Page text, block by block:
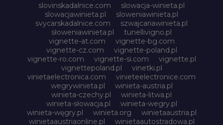
slovinskadalnice.com
slowacja-winieta.pl
slowacjawinieta.pl
sloweniawinieta.pl
svycarskadalnice.com
szwajcariawinieta.pl
słoweniawinieta.pl
tunellivigno.pl
vignette-at.com
vignette-bg.com
vignette-cz.com
vignette-poland.pl
vignette-ro.com
vignette-si.com
vignette.pl
vignettepoland.pl
vinetki.pl
vinietaelectronica.com
vinieteelectronice.com
wegrywinieta.pl
winieta-austria.pl
winieta-czechy.pl
winieta-litwa.pl
winieta-słowacja.pl
winieta-wegry.pl
winieta-węgry.pl
winieta.org
winietaaustria.pl
winietaaustriaonline.pl
winietaautostradowa.pl